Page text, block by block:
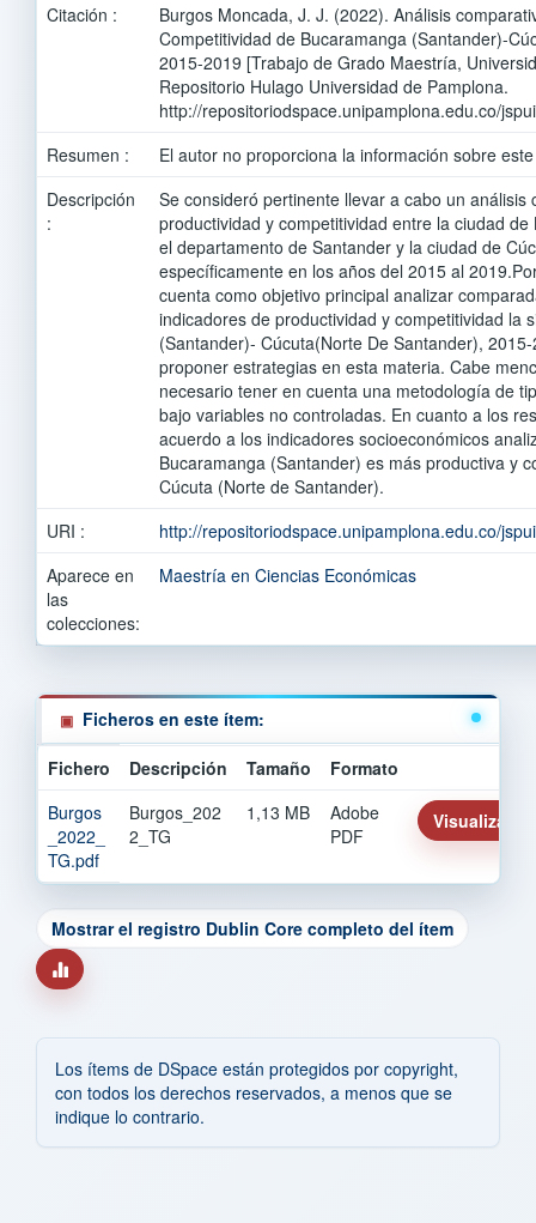
Citación :
Burgos Moncada, J. J. (2022). Análisis
Competitividad de Bucaramanga (Santander)-
2015-2019 [Trabajo de Grado Maestría,
Repositorio Hulago Universidad de Pamplona.
http://repositoriodspace.unipamplona.edu.co/
Resumen :
El autor no proporciona la información sobre
Descripción
:
Se consideró pertinente llevar a cabo un análisis
productividad y competitividad entre la ciudad
el departamento de Santander y la ciudad de
específicamente en los años del 2015 al
cuenta como objetivo principal analizar
indicadores de productividad y competitividad la
(Santander)- Cúcuta(Norte De Santander),
proponer estrategias en esta materia. Cabe
necesario tener en cuenta una metodología de
bajo variables no controladas. En cuanto a los
acuerdo a los indicadores socioeconómicos
Bucaramanga (Santander) es más productiva y
Cúcuta (Norte de Santander).
URI :
http://repositoriodspace.unipamplona.edu.co/
Aparece en
las
colecciones:
Maestría en Ciencias Económicas
Ficheros en este ítem:
Fichero Descripción Tamaño
Formato
Burgos
_2022_
TG.pdf
Burgos_202
2_TG
1,13 MB
Adobe
PDF
Visualizar/
Mostrar el registro Dublin Core completo del ítem
Los ítems de DSpace están protegidos por copyright,
con todos los derechos reservados, a menos que se
indique lo contrario.